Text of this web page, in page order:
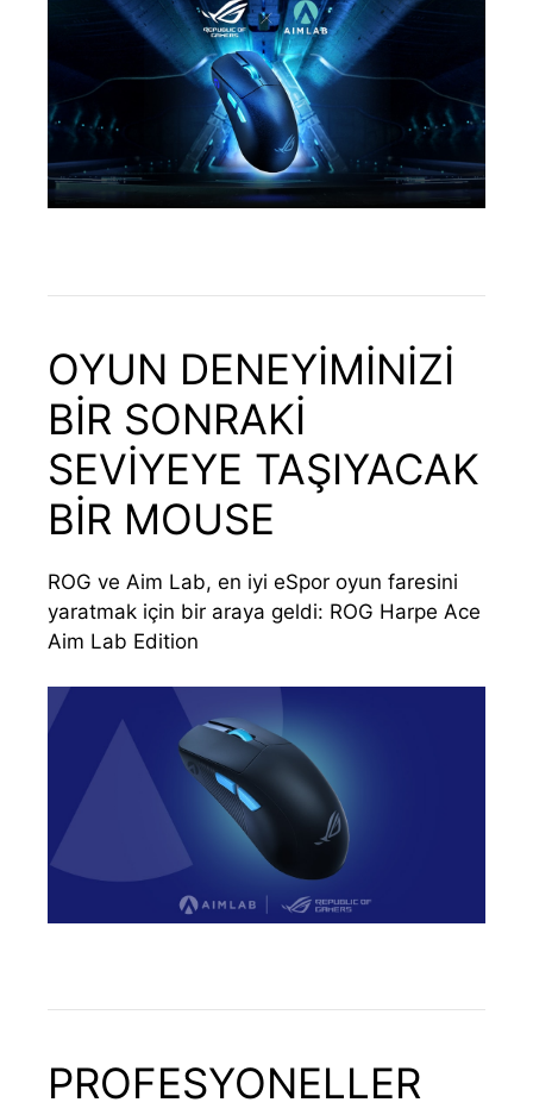
OYUN DENEYİMİNİZİ
BİR SONRAKİ
SEVİYEYE TAŞIYACAK
BİR MOUSE
ROG ve Aim Lab, en iyi eSpor oyun faresini
yaratmak için bir araya geldi: ROG Harpe Ace
Aim Lab Edition
PROFESYONELLER